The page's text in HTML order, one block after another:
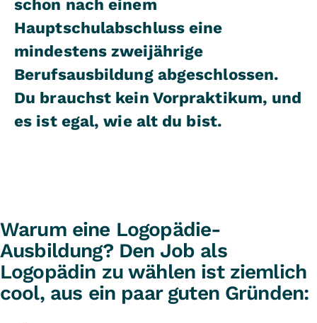
schon nach einem
Hauptschulabschluss eine
mindestens zweijährige
Berufsausbildung abgeschlossen.
Du brauchst kein Vorpraktikum, und
es ist egal, wie alt du bist.
Warum eine Logopädie-
Ausbildung? Den Job als
Logopädin zu wählen ist ziemlich
cool, aus ein paar guten Gründen: